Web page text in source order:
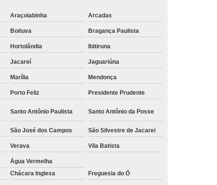
Araçoiabinha Arcadas
Boituva Bragança Paulista
Hortolândia Ibitiruna
Jacareí Jaguariúna
Marília Mendonça
Porto Feliz Presidente Prudente
Santo Antônio Paulista Santo Antônio da Posse
São José dos Campos São Silvestre de Jacarei
Verava Vila Batista
Água Vermelha
Chácara Inglesa Freguesia do Ó